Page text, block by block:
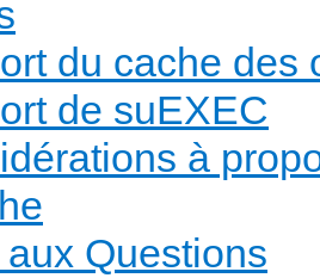
du cache des
de suEXEC
à
Questions